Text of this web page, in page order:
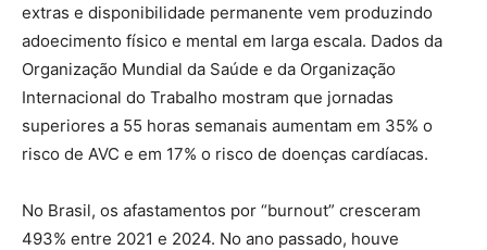
extras e disponibilidade permanente vem produzindo
adoecimento físico e mental em larga escala. Dados da
Organização Mundial da Saúde e da Organização
Internacional do Trabalho mostram que jornadas
superiores a 55 horas semanais aumentam em 35% o
risco de AVC e em 17% o risco de doenças cardíacas.
No Brasil, os afastamentos por “burnout” cresceram
493% entre 2021 e 2024. No ano passado, houve